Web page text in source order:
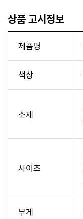
상품 고시정보
제품명
색상
소재
사이즈
무게